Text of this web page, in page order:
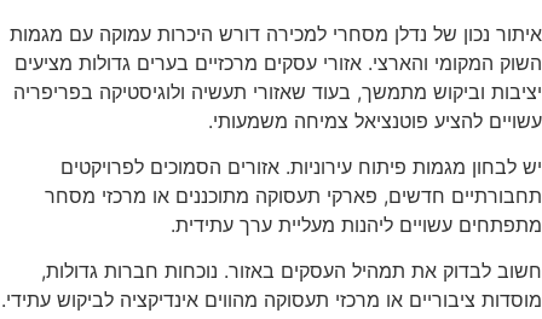
נכון של נדלן מסחרי למכירה דורש היכרות עמוקה עם מגמות
המקומי והארצי. אזורי עסקים מרכזיים בערים גדולות מציעים
וביקוש מתמשך, בעוד שאזורי תעשיה ולוגיסטיקה בפריפריה
להציע פוטנציאל צמיחה משמעותי.
לבחון מגמות פיתוח עירוניות. אזורים הסמוכים לפרויקטים
חדשים, פארקי תעסוקה מתוכננים או מרכזי מסחר
עשויים ליהנות מעליית ערך עתידית.
לבדוק את תמהיל העסקים באזור. נוכחות חברות גדולות,
ציבוריים או מרכזי תעסוקה מהווים אינדיקציה לביקוש עתידי.